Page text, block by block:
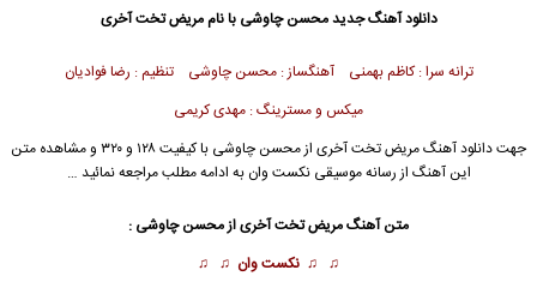
دانلود آهنگ جدیدمحسن چاوشی با نام مریض تخت آخری
ترانه سرا : کاظم بهمنی آهنگساز : محسن چاوشی تنظیم : رضا فوادیان
میکس و مسترینگ : مهدی کریمی
جهت دانلود آهنگ مریض تخت آخری ازمحسن چاوشی
با کیفیت ۱۲۸ و ۳۲۰ و مشاهده متن
این آهنگ از رسانه موسیقی نکست وان به ادامه مطلب مراجعه نمائید …
متن آهنگ مریض تخت آخری ازمحسن چاوشی :
♫ ♫ نکست وان ♫ ♫